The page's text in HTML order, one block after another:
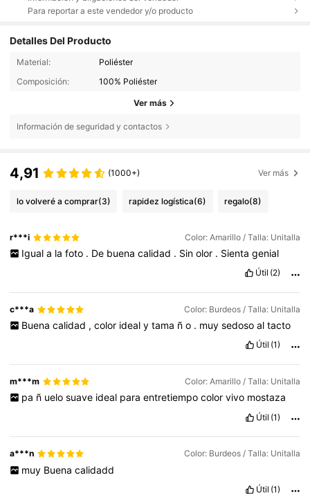
Para reportar a este vendedor y/o producto
Detalles Del Producto
Material:
Poliéster
Composición:
100% Poliéster
Ver más
Información de seguridad y contactos
4,91 (1000+) Ver más
lo volveré a comprar(3) rapidez logística(6) regalo(8)
r***i Color: Amarillo / Talla: Unitalla
Igual a la foto . De buena calidad . Sin olor . Sienta genial
Útil (2)
c***a Color: Burdeos / Talla: Unitalla
Buena calidad , color ideal y tama ñ o . muy sedoso al tacto
Útil (1)
m***m Color: Amarillo / Talla: Unitalla
pa ñ uelo suave ideal para entretiempo color vivo mostaza
Útil (1)
a***n Color: Burdeos / Talla: Unitalla
muy Buena calidadd
Útil (1)